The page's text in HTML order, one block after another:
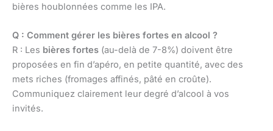
bières houblonnées comme les IPA.
Q : Comment gérer les bières fortes en alcool ?
R : Les bières fortes (au-delà de 7-8%) doivent être
proposées en fin d’apéro, en petite quantité, avec des
mets riches (fromages affinés, pâté en croûte).
Communiquez clairement leur degré d’alcool à vos
invités.